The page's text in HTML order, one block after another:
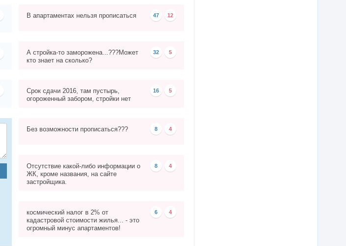
12
47
В апартаментах нельзя прописаться
5
32
А стройка-то заморожена...???Может
кто знает на сколько?
5
16
Срок сдачи 2016, там пустырь,
огороженный забором, стройки нет
4
8
Без возможности прописаться???
4
8
Отсутствие какой-либо информации о
ЖК, кроме названия, на сайте
застройщика.
4
6
космический налог в 2% от
кадастровой стоимости жилья... - это
огромный минус апартаментов!